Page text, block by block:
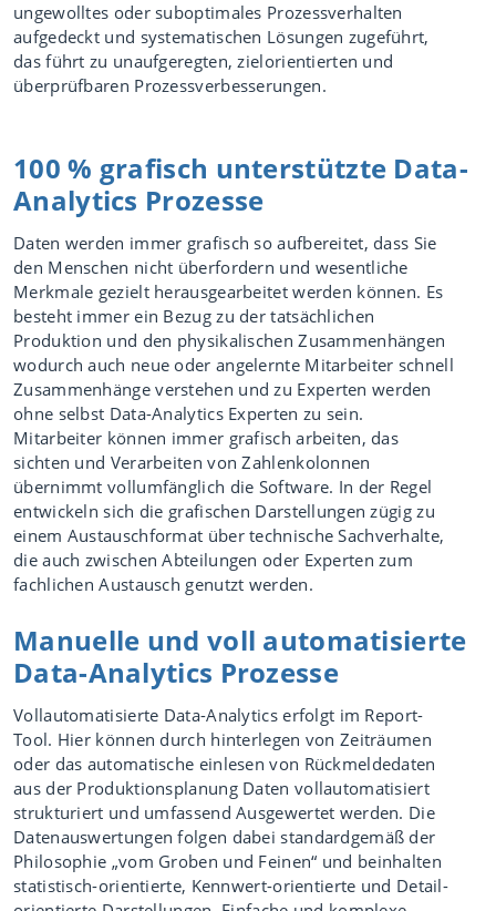
ungewolltes oder suboptimales Prozessverhalten
aufgedeckt und systematischen Lösungen zugeführt,
das führt zu unaufgeregten, zielorientierten und
überprüfbaren Prozessverbesserungen.
100 % grafisch unterstützte Data-
Analytics Prozesse
Daten werden immer grafisch so aufbereitet, dass Sie
den Menschen nicht überfordern und wesentliche
Merkmale gezielt herausgearbeitet werden können. Es
besteht immer ein Bezug zu der tatsächlichen
Produktion und den physikalischen Zusammenhängen
wodurch auch neue oder angelernte Mitarbeiter schnell
Zusammenhänge verstehen und zu Experten werden
ohne selbst Data-Analytics Experten zu sein.
Mitarbeiter können immer grafisch arbeiten, das
sichten und Verarbeiten von Zahlenkolonnen
übernimmt vollumfänglich die Software. In der Regel
entwickeln sich die grafischen Darstellungen zügig zu
einem Austauschformat über technische Sachverhalte,
die auch zwischen Abteilungen oder Experten zum
fachlichen Austausch genutzt werden.
Manuelle und voll automatisierte
Data-Analytics Prozesse
Vollautomatisierte Data-Analytics erfolgt im Report-
Tool. Hier können durch hinterlegen von Zeiträumen
oder das automatische einlesen von Rückmeldedaten
aus der Produktionsplanung Daten vollautomatisiert
strukturiert und umfassend Ausgewertet werden. Die
Datenauswertungen folgen dabei standardgemäß der
Philosophie „vom Groben und Feinen“ und beinhalten
statistisch-orientierte, Kennwert-orientierte und Detail-